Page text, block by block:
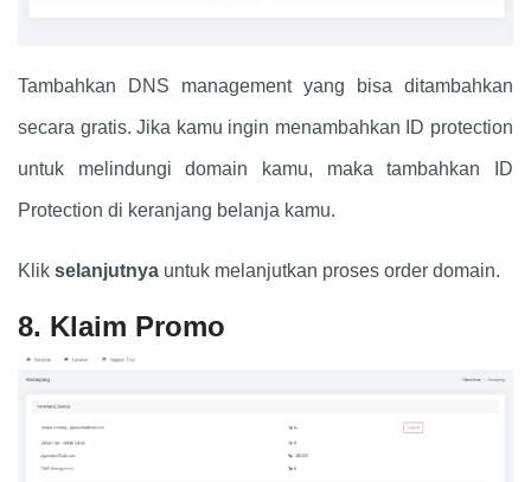
Tambahkan DNS management yang bisa ditambahkan
secara gratis. Jika kamu ingin menambahkan ID protection
untuk melindungi domain kamu, maka tambahkan ID
Protection di keranjang belanja kamu.
Klik selanjutnya untuk melanjutkan proses order domain.
8. Klaim Promo